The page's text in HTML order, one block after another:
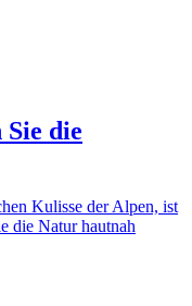
die
Kulisse der Alpen, ist
die Natur hautnah